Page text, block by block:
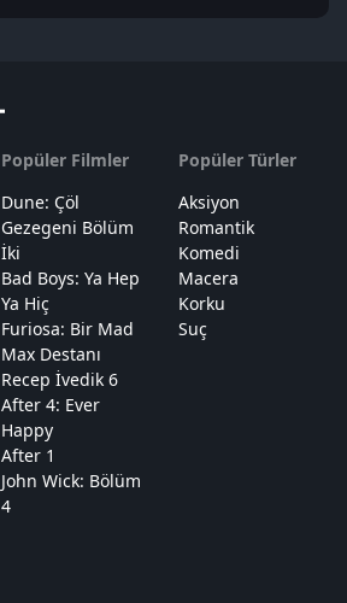
Popüler Filmler
Dune: Çöl
Gezegeni Bölüm
İki
Bad Boys: Ya Hep
Ya Hiç
Furiosa: Bir Mad
Max Destanı
Recep İvedik 6
After 4: Ever
Happy
After 1
John Wick: Bölüm
4
Popüler Türler
Aksiyon
Romantik
Komedi
Macera
Korku
Suç